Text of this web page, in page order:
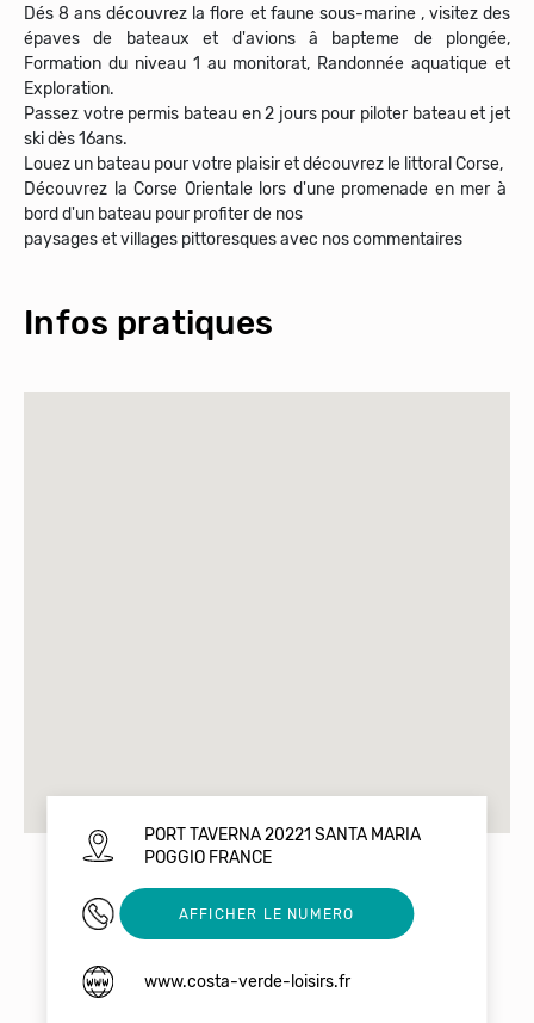
Dés 8 ans découvrez la flore et faune sous-marine , visitez des
épaves de bateaux et d'avions â bapteme de plongée,
Formation du niveau 1 au monitorat, Randonnée aquatique et
Exploration.
Passez votre permis bateau en 2 jours pour piloter bateau et jet
ski dès 16ans.
Louez un bateau pour votre plaisir et découvrez le littoral Corse,
Découvrez la Corse Orientale lors d'une promenade en mer à
bord d'un bateau pour profiter de nos
paysages et villages pittoresques avec nos commentaires
Infos pratiques
PORT TAVERNA 20221 SANTA MARIA
POGGIO FRANCE
04 95 38 00 50
AFFICHER LE NUMERO
www.costa-verde-loisirs.fr